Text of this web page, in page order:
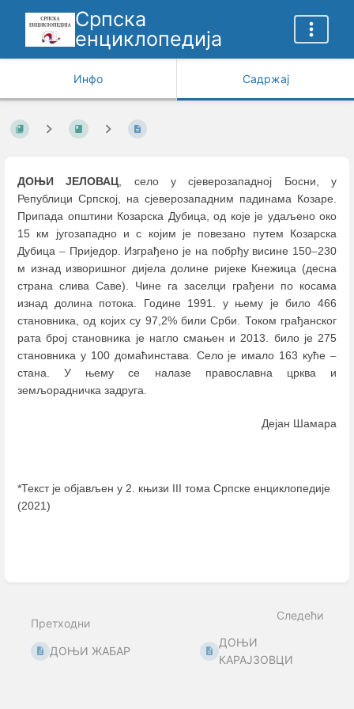
Српска
енциклопедија
Инфо Садржај
ДОЊИ ЈЕЛОВАЦ, село у сјеверозападној Босни, у
Републици Српској, на сјеверозападним падинама Козаре.
Припада општини Козарска Дубица, од које је удаљено око
15 км југозападно и с којим је повезано путем Козарска
Дубица –Приједор. Изграђено је на побрђу висине 150–230
м изнад изворишног дијела долине ријеке Кнежица (десна
страна слива Саве). Чине га заселци грађени по косама
изнад долина потока. Године 1991. у њему је било 466
становника, од којих су 97,2% били Срби. Током грађанског
рата број становника је нагло смањен и 2013. било је 275
становника у 100 домаћинстава. Село је имало 163 куће –
стана. У њему се налазе православна црква и
земљорадничка задруга.
Дејан Шамара
*Текст је објављен у 2. књизи III тома Српске енциклопедије
(2021)
Претходни
ДОЊИ ЖАБАР
Следећи
ДОЊИ
КАРАЈЗОВЦИ